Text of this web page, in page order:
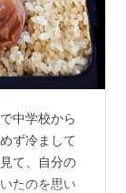
中学校から
ず冷まして
て、自分の
たのを思い